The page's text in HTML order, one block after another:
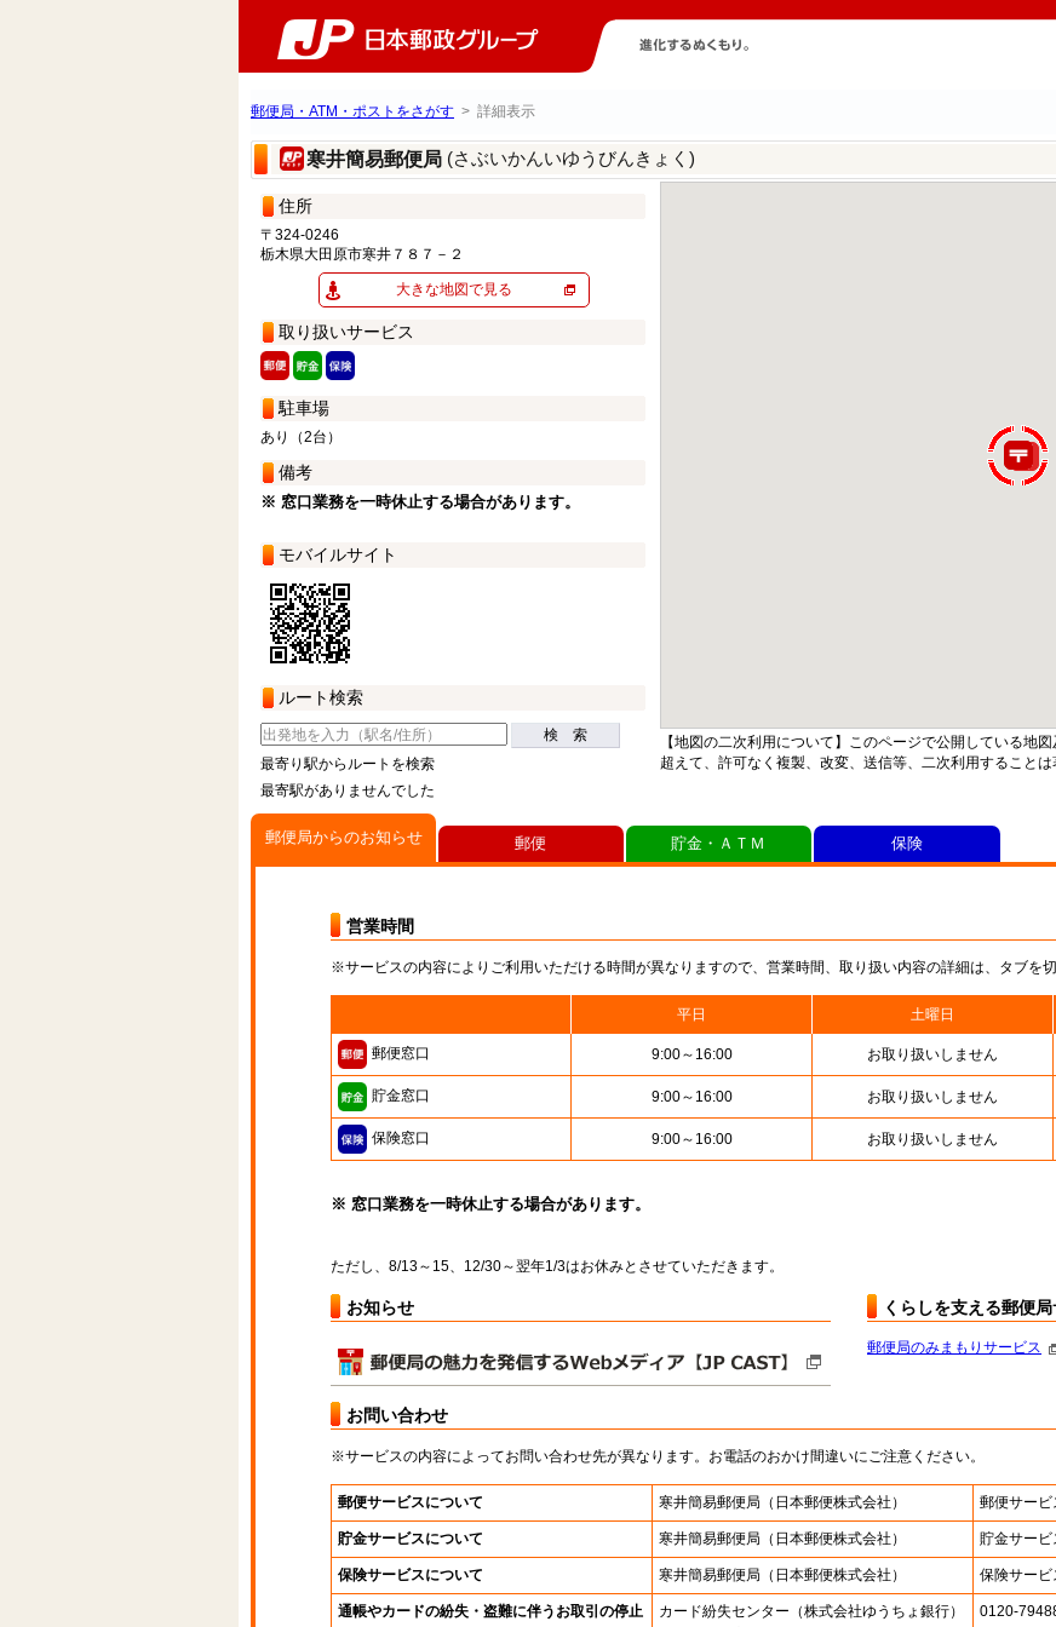
郵便局・ATM・ポストをさがす > 詳細表示
寒井簡易郵便局 (さぶいかんいゆうびんきょく)
住所
〒324-0246
栃木県大田原市寒井７８７－２
大きな地図で見る
取り扱いサービス
駐車場
あり（2台）
備考
※ 窓口業務を一時休止する場合があります。
モバイルサイト
ルート検索
検 索
最寄り駅からルートを検索
最寄駅がありませんでした
【地図の二次利用について】このページで公開している地
超えて、許可なく複製、改変、送信等、二次利用すること
郵便局からのお知らせ
営業時間
※サービスの内容によりご利用いただける時間が異なりますので、営業時間、取り扱い内容の詳細は、タブを切
平日 土曜日
郵便窓口 9:00～16:00 お取り扱いしません
貯金窓口 9:00～16:00 お取り扱いしません
保険窓口 9:00～16:00 お取り扱いしません
※ 窓口業務を一時休止する場合があります。
ただし、8/13～15、12/30～翌年1/3はお休みとさせていただきます。
お知らせ くらしを支える郵便
郵便局のみまもりサービス
お問い合わせ
※サービスの内容によってお問い合わせ先が異なります。お電話のおかけ間違いにご注意ください。
郵便サービスについて 寒井簡易郵便局 （日本郵便株式会社） 郵便サービ
貯金サービスについて 寒井簡易郵便局 （日本郵便株式会社） 貯金サービ
保険サービスについて 寒井簡易郵便局 （日本郵便株式会社） 保険サービ
通帳やカードの紛失・盗難に伴うお取引の停止 カード紛失センター （株式会社ゆうちょ銀行）
0120-
郵便 貯金・ＡＴＭ 保険